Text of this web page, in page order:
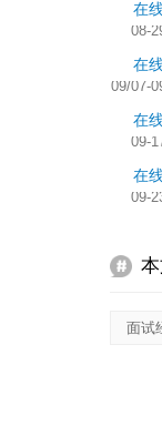
在
08-
在
09/07-
在
09-
在
09-
面试